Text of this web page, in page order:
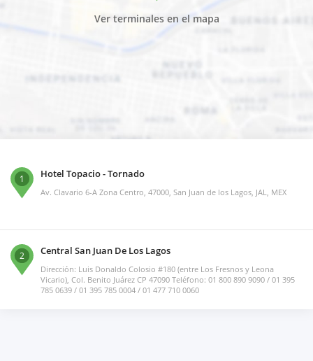
Ver terminales en el mapa
1 Hotel Topacio - Tornado
Av. Clavario 6-A Zona Centro, 47000, San Juan de los Lagos, JAL, MEX
2 Central San Juan De Los Lagos
Dirección: Luis Donaldo Colosio #180 (entre Los Fresnos y Leona
Vicario), Col. Benito Juárez CP 47090 Teléfono: 01 800 890 9090 / 01 395
785 0639 / 01 395 785 0004 / 01 477 710 0060